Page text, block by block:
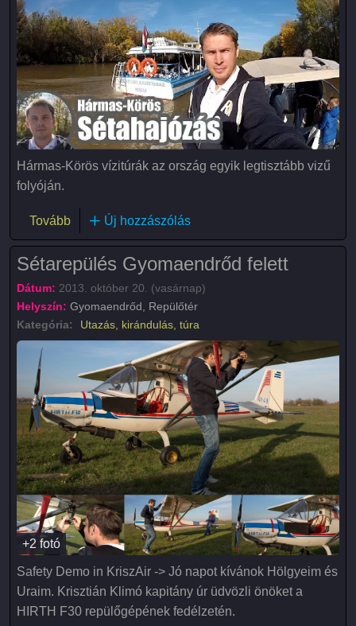
Hármas-Körös vízitúrák az ország egyik legtisztább vizű
folyóján.
Tovább(Sétahajózás és motorcsónakázás a Hármas-
Új hozzászólás
Sétarepülés Gyomaendrőd felett
Dátum: 2013. október 20. (vasárnap)
Helyszín: Gyomaendrőd, Repülőtér
Kategória:
Utazás, kirándulás, túra
+2 fotó
Safety Demo in KriszAir -> Jó napot kívánok Hölgyeim és
Uraim. Krisztián Klimó kapitány úr üdvözli önöket a
HIRTH F30 repülőgépének fedélzetén.